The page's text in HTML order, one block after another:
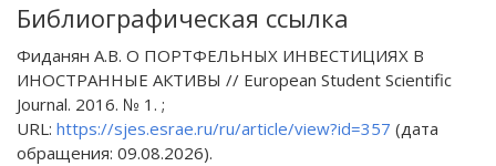
Библиографическая ссылка
Фиданян А.В. О ПОРТФЕЛЬНЫХ ИНВЕСТИЦИЯХ В
ИНОСТРАННЫЕ АКТИВЫ // European Student Scientific
Journal. 2016. № 1. ;
URL: https://sjes.esrae.ru/ru/article/view?id=357 (дата
обращения: 09.08.2026).